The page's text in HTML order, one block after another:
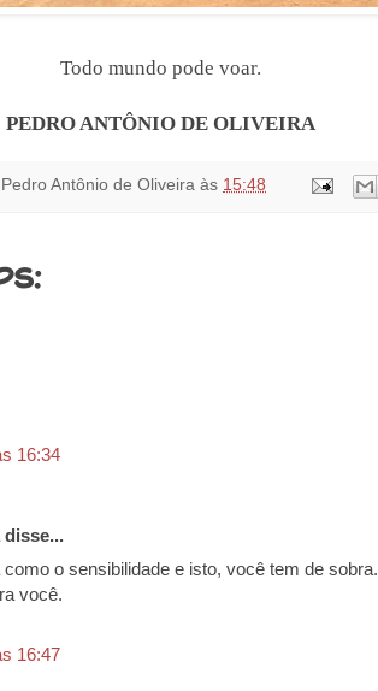
Todo mundo pode voar.
PEDRO ANTÔNIO DE OLIVEIRA
Antônio de Oliveira às 15:48
16:34
disse...
o sensibilidade e isto, você tem de sobra.
você.
16:47